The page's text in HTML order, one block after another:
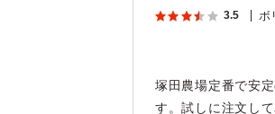
3.5 ボ
塚田農場定番で安
す。試しに注文し